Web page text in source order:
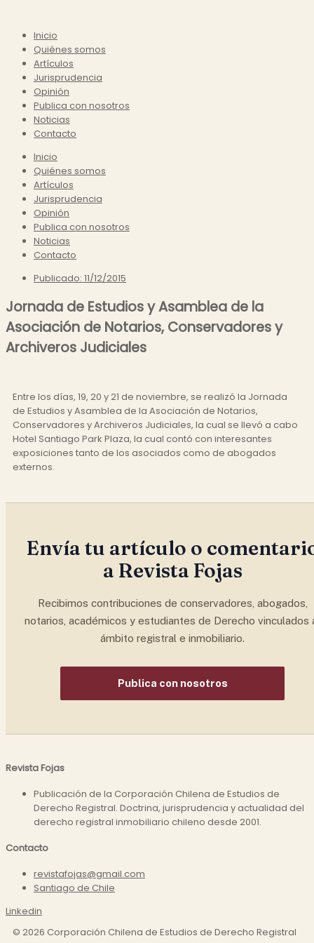
Inicio
Quiénes somos
Artículos
Jurisprudencia
Opinión
Publica con nosotros
Noticias
Contacto
Inicio
Quiénes somos
Artículos
Jurisprudencia
Opinión
Publica con nosotros
Noticias
Contacto
Publicado: 11/12/2015
Jornada de Estudios y Asamblea de la
Asociación de Notarios, Conservadores y
Archiveros Judiciales
Entre los días, 19, 20 y 21 de noviembre, se realizó la Jornada
de Estudios y Asamblea de la Asociación de Notarios,
Conservadores y Archiveros Judiciales, la cual se llevó a cabo
Hotel Santiago Park Plaza, la cual contó con interesantes
exposiciones tanto de los asociados como de abogados
externos.
Envía tu artículo o
a Revista Fojas
Recibimos contribuciones de conservadores, abogados,
notarios, académicos y estudiantes de Derecho vinculados
ámbito registral e inmobiliario.
Publica con nosotros
Revista Fojas
Publicación de la Corporación Chilena de Estudios de
Derecho Registral. Doctrina, jurisprudencia y actualidad del
derecho registral inmobiliario chileno desde 2001.
Contacto
revistafojas@gmail.com
Santiago de Chile
Linkedin
© 2026 Corporación Chilena de Estudios de Derecho Registral